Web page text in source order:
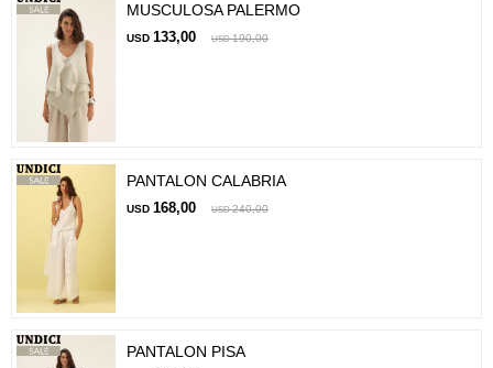
MUSCULOSA PALERMO
USD 133,00 USD 190,00
PANTALON CALABRIA
USD 168,00 USD 240,00
PANTALON PISA